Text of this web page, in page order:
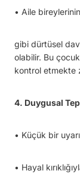
• Aile bireylerinin
gibi dürtüsel
olabilir. Bu
kontrol etmekte
4. Duygusal
• Küçük bir
• Hayal